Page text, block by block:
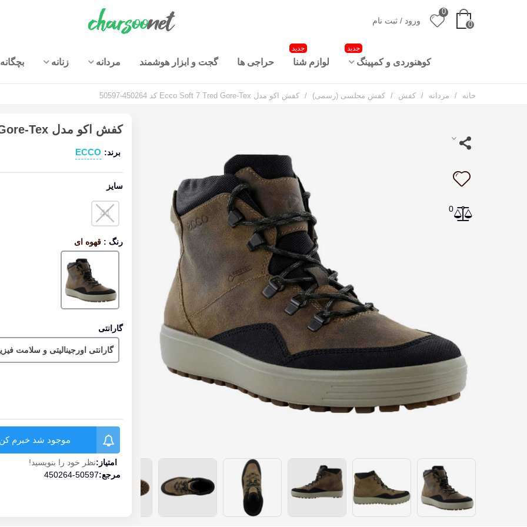
0
0
ورود / ثبت نام
کوهنوردی و کمپینگ
جدید
لوازم شنا
جدید
حراجی ها گجت و ابزار هوشمند مردانه زنانه بچگانه
خانه / مردانه / کفش / کفش مجلسی (رسمی) / کفش اکو مدل Ecco Soft 7 Tred Gore-Tex کد 450264-50597
0
کفش اکو مدل Ecco Soft 7 Tred Gore-Tex کد 450264-50597
برند: ECCO
سایز
41
رنگ : قهوه ای
گارانتی
گارانتی اورجینالیتی و سلامت
موجود شد خبرم
امتیاز:نظر خود را بنویسید!
مرجع:450264-50597